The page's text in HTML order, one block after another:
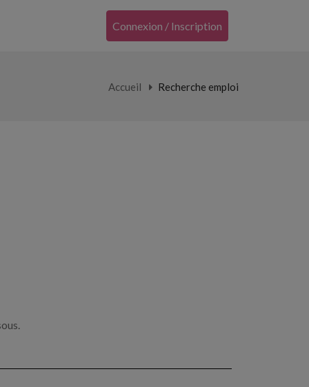
Connexion / Inscription
Accueil Recherche emploi